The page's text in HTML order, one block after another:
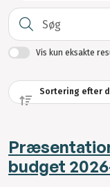
Vis kun eksakte
budget